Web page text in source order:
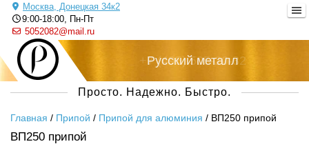
Москва, Донецкая 34к2
9:00-18:00, Пн-Пт
5052082@mail.ru
Русский металл
+7 (495) 505-20-82
Просто. Надежно. Быстро.
Главная / Припой / Припой для алюминия / ВП250 припой
ВП250 припой